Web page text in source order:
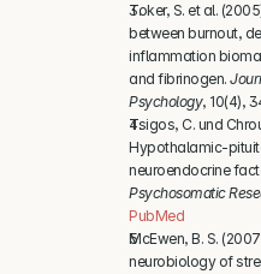
Toker, S. et al.
between burnout,
inflammation
and fibrinogen.
Psychology, 10(4),
Tsigos, C. und
Hypothalamic-
neuroendocrine
Psychosomatic
PubMed
McEwen, B. S.
neurobiology of